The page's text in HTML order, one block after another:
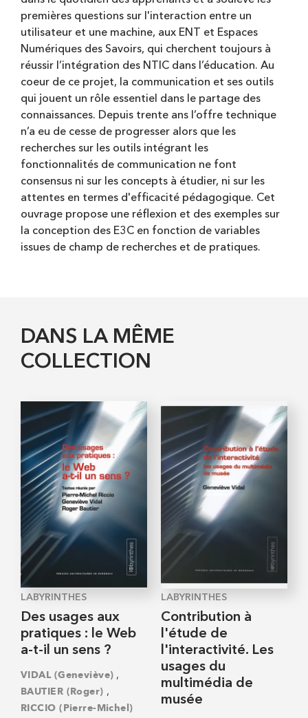
premières questions sur l'interaction entre un
utilisateur et une machine, aux ENT et Espaces
Numériques des Savoirs, qui cherchent toujours à
réussir l’intégration des NTIC dans l’éducation. Au
coeur de ce projet, la communication et ses outils
qui jouent un rôle essentiel dans le partage des
connaissances. Depuis trente ans l’offre technique
n’a eu de cesse de progresser alors que les
recherches sur les outils intégrant les
fonctionnalités de communication ne font
consensus ni sur les concepts à étudier, ni sur les
attentes en termes d'efficacité pédagogique. Cet
ouvrage propose une réflexion et des exemples sur
la conception des E3C en fonction de variables
issues de champ de recherches et de pratiques.
DANS LA MÊME
COLLECTION
LABYRINTHES
Des usages aux
pratiques : le Web
a-t-il un sens ?
VIDAL (Geneviève) ,
BAUTIER (Roger) ,
RICCIO (Pierre-Michel)
LABYRINTHES
Contribution à
l'étude de
l'interactivité. Les
usages du
multimédia de
musée